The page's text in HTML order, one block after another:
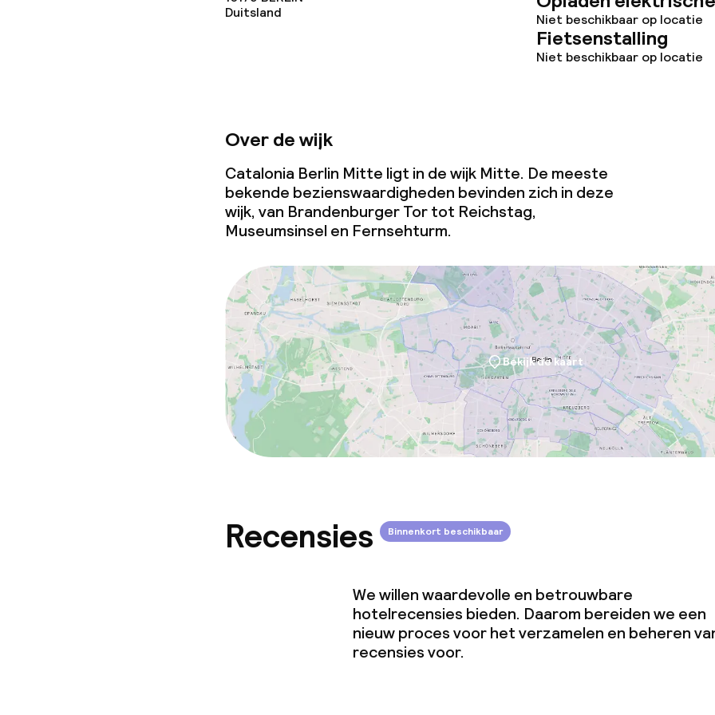
Duitsland
Niet beschikbaar op locatie
Fietsenstalling
Niet beschikbaar op locatie
Over de wijk
Catalonia Berlin Mitte ligt in de wijk Mitte. De meeste
bekende bezienswaardigheden bevinden zich in deze
wijk, van Brandenburger Tor tot Reichstag,
Museumsinsel en Fernsehturm.
Bekijk de kaart
Recensies Binnenkort beschikbaar
We willen waardevolle en betrouwbare
hotelrecensies bieden. Daarom bereiden we een
nieuw proces voor het verzamelen en beheren
recensies voor.